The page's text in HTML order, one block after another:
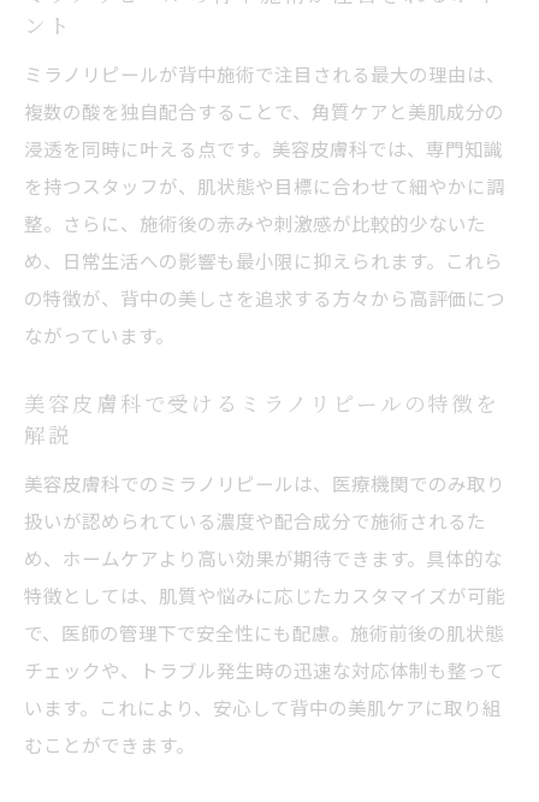
ント
ミラノリピールが背中施術で注目される最大の理由は、
複数の酸を独自配合することで、角質ケアと美肌成分の
浸透を同時に叶える点です。美容皮膚科では、専門知識
を持つスタッフが、肌状態や目標に合わせて細やかに調
整。さらに、施術後の赤みや刺激感が比較的少ないた
め、日常生活への影響も最小限に抑えられます。これら
の特徴が、背中の美しさを追求する方々から高評価につ
ながっています。
美容皮膚科で受けるミラノリピールの特徴を
解説
美容皮膚科でのミラノリピールは、医療機関でのみ取り
扱いが認められている濃度や配合成分で施術されるた
め、ホームケアより高い効果が期待できます。具体的な
特徴としては、肌質や悩みに応じたカスタマイズが可能
で、医師の管理下で安全性にも配慮。施術前後の肌状態
チェックや、トラブル発生時の迅速な対応体制も整って
います。これにより、安心して背中の美肌ケアに取り組
むことができます。